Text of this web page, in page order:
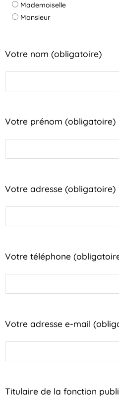
Mademoiselle
Monsieur
Votre nom (obligatoire)
Votre prénom (obligatoire)
Votre adresse (obligatoire)
Votre téléphone
Votre adresse e-mail
Titulaire de la fonction